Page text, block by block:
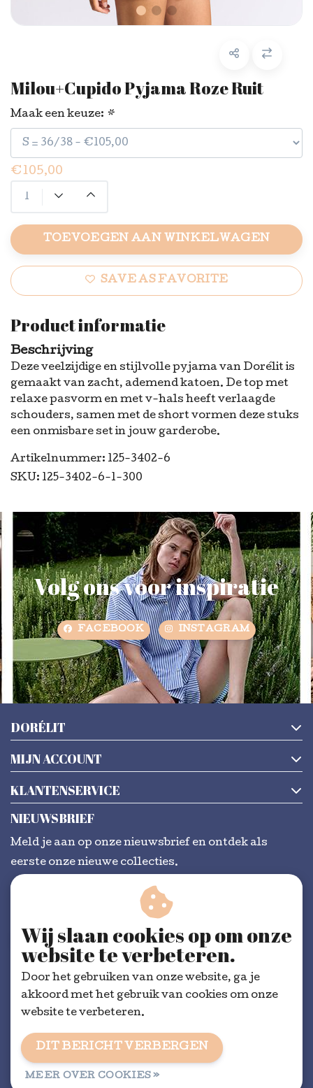
Milou+Cupido Pyjama Roze Ruit
Maak een keuze: *
€105,00
TOEVOEGEN AAN WINKELWAGEN
SAVE AS FAVORITE
Product informatie
Beschrijving
Deze veelzijdige en stijlvolle pyjama van Dorélit is
gemaakt van zacht, ademend katoen. De top met
relaxe pasvorm en met v-hals heeft verlaagde
schouders, samen met de short vormen deze stuks
een onmisbare set in jouw garderobe.
Artikelnummer: 125-3402-6
SKU: 125-3402-6-1-300
Volg ons voor inspiratie
FACEBOOK INSTAGRAM
DORÉLIT
MIJN ACCOUNT
KLANTENSERVICE
NIEUWSBRIEF
Meld je aan op onze nieuwsbrief en ontdek als
eerste onze nieuwe collecties.
ABONNEER
Algemene voorwaarden | RSS Feed
Wij slaan cookies op om onze
website te verbeteren.
Door het gebruiken van onze website, ga je
akkoord met het gebruik van cookies om onze
website te verbeteren.
DIT BERICHT VERBERGEN
MEER OVER COOKIES »